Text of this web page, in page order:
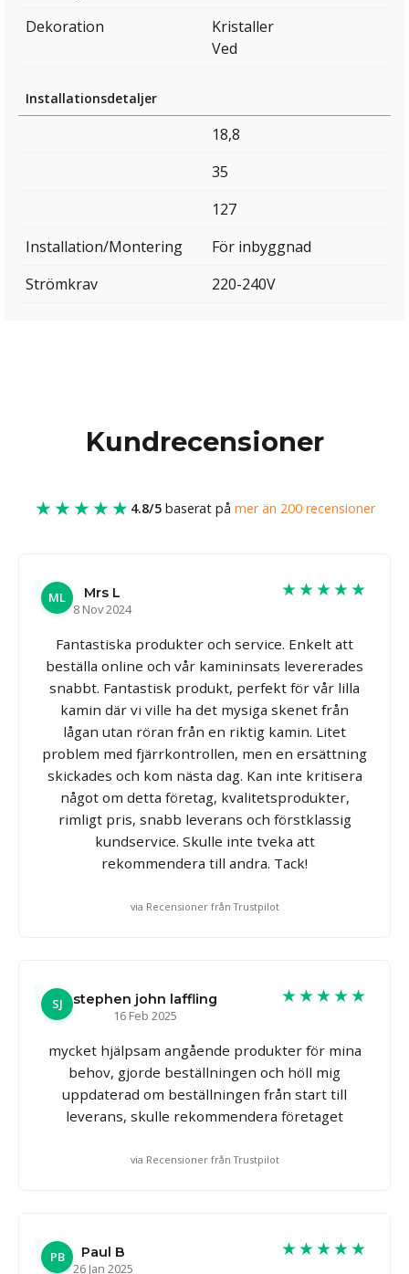
Dekoration
Kristaller
Ved
Installationsdetaljer
18,8
35
127
Installation/Montering
För inbyggnad
Strömkrav
220-240V
Kundrecensioner
★★★★★ 4.8/5baserat på mer än 200 recensioner
ML
Mrs L
8 Nov 2024
★★★★★
Fantastiska produkter och service. Enkelt att
beställa online och vår kamininsats levererades
snabbt. Fantastisk produkt, perfekt för vår lilla
kamin där vi ville ha det mysiga skenet från
lågan utan röran från en riktig kamin. Litet
problem med fjärrkontrollen, men en ersättning
skickades och kom nästa dag. Kan inte kritisera
något om detta företag, kvalitetsprodukter,
rimligt pris, snabb leverans och förstklassig
kundservice. Skulle inte tveka att
rekommendera till andra. Tack!
via Recensioner från Trustpilot
SJ
stephen john laffling
16 Feb 2025
★★★★★
mycket hjälpsam angående produkter för mina
behov, gjorde beställningen och höll mig
uppdaterad om beställningen från start till
leverans, skulle rekommendera företaget
via Recensioner från Trustpilot
PB
Paul B
26 Jan 2025
★★★★★